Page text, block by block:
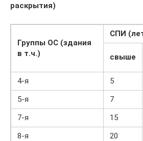
раскрытия)
Группы ОС (здания
в т.ч.)
СПИ
свыше
4-я
5
5-я
7
7-я
15
8-я
20